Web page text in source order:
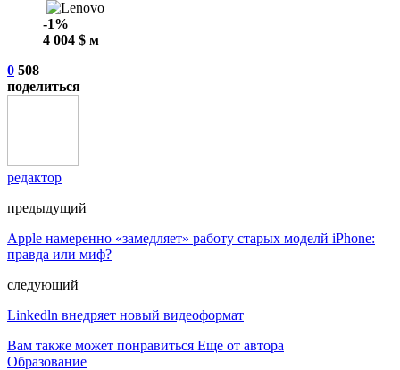
-1%
4 004 $ м
0 508
поделиться
редактор
предыдущий
Apple намеренно «замедляет» работу старых моделй iPhone:
правда или миф?
следующий
Linkedln внедряет новый видеоформат
Вам также может понравиться Еще от автора
Образование